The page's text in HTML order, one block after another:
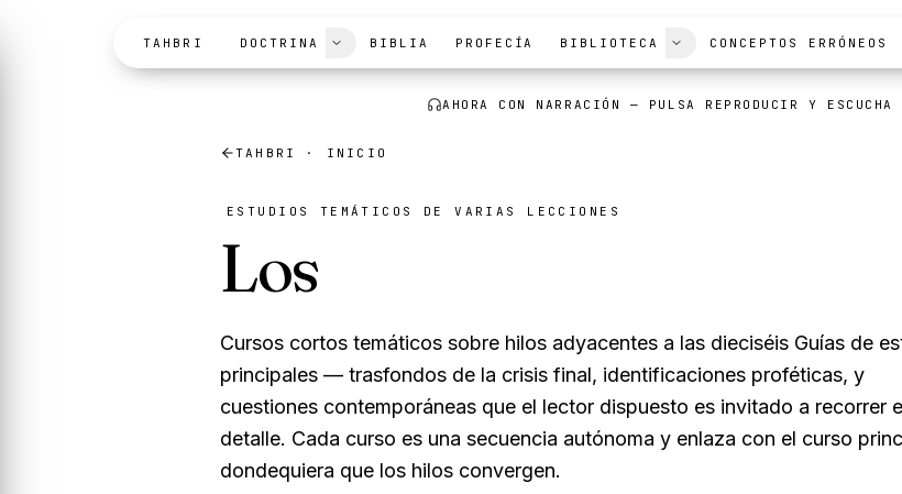
AHORA CON NARRACIÓN — PULSA REPRODUCIR Y ESCUCHA
TAHBRI DOCTRINA BIBLIA PROFECÍA BIBLIOTECA CONCEPTOS ERRÓNEOS
TAHBRI · INICIO
ESTUDIOS TEMÁTICOS DE VARIAS LECCIONES
Los
Cursos cortos temáticos sobre hilos adyacentes a las dieciséis Guías de
principales — trasfondos de la crisis final, identificaciones proféticas, y
cuestiones contemporáneas que el lector dispuesto es invitado a recorrer
detalle. Cada curso es una secuencia autónoma y enlaza con el curso
dondequiera que los hilos convergen.